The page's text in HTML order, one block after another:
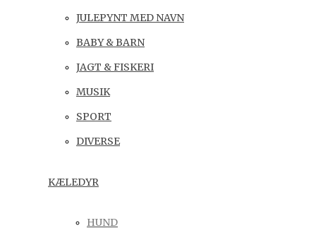
JULEPYNT MED NAVN
BABY & BARN
JAGT & FISKERI
MUSIK
SPORT
DIVERSE
KÆLEDYR
HUND